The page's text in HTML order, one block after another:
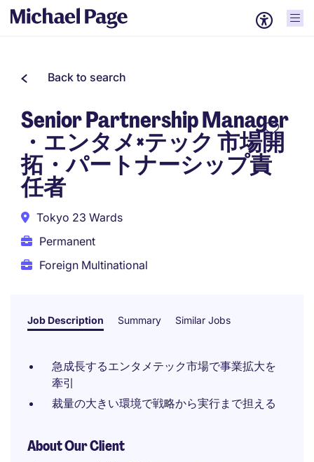
Back to search
Senior Partnership Manager
・エンタメ×テック 市場開
拓・パートナーシップ責
任者
Tokyo 23 Wards
Permanent
Foreign Multinational
Job Description Summary Similar Jobs
急成長するエンタメテック市場で事業拡大を
牽引
裁量の大きい環境で戦略から実行まで担える
About Our Client